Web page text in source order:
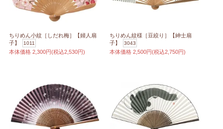
ちりめん小紋［しだれ梅］【婦人扇
子】
1011
本体価格 2,300円(税込2,530円)
ちりめん紋様［豆絞り］【紳士扇
子】
3043
本体価格 2,500円(税込2,750円)